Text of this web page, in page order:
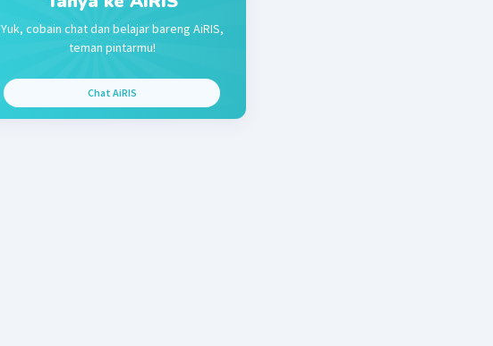
Yuk, cobain chat dan belajar bareng AiRIS,
teman pintarmu!
Chat AiRIS